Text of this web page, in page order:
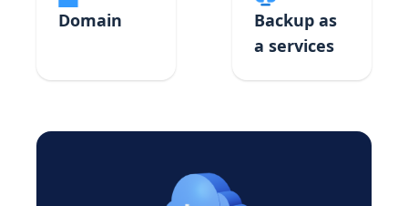
Domain
Backup as
a services